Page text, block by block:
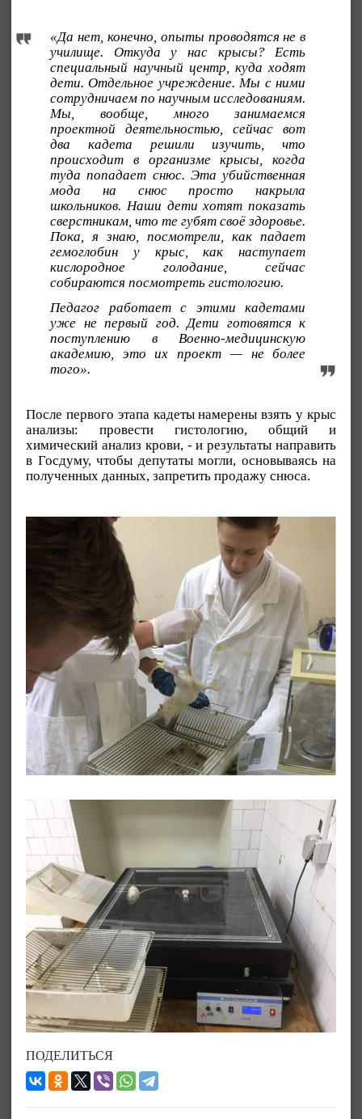
«Да нет, конечно, опыты проводятся не в
училище. Откуда у нас крысы? Есть
специальный научный центр, куда ходят
дети. Отдельное учреждение. Мы с ними
сотрудничаем по научным исследованиям.
Мы, вообще, много занимаемся
проектной деятельностью, сейчас вот
два кадета решили изучить, что
происходит в организме крысы, когда
туда попадает снюс. Эта убийственная
мода на снюс просто накрыла
школьников. Наши дети хотят показать
сверстникам, что те губят своё здоровье.
Пока, я знаю, посмотрели, как падает
гемоглобин у крыс, как наступает
кислородное голодание, сейчас
собираются посмотреть гистологию.
Педагог работает с этими кадетами
уже не первый год. Дети готовятся к
поступлению в Военно-медицинскую
академию, это их проект — не более
того».
После первого этапа кадеты намерены взять у крыс
анализы: провести гистологию, общий и
химический анализ крови, - и результаты направить
в Госдуму, чтобы депутаты могли, основываясь на
полученных данных, запретить продажу снюса.
ПОДЕЛИТЬСЯ